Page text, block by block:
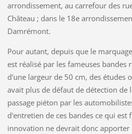
arrondissement, au carrefour des
Château ; dans le 18e
Damrémont.
Pour autant, depuis que le
est réalisé par les fameuses bandes
d'une largeur de 50 cm, des études
avait plus de défaut de détection de
passage piéton par les
d'entretien de ces bandes ce qui est
innovation ne devrait donc apporter